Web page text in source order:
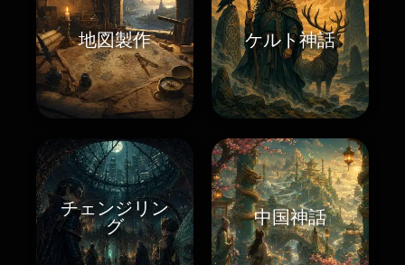
地図製作 ケルト神話
チェンジリン
グ
中国神話